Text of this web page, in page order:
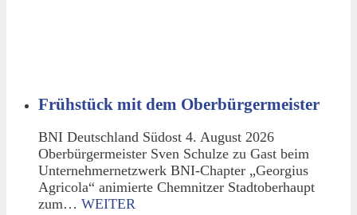
Frühstück mit dem Oberbürgermeister
BNI Deutschland Südost 4. August 2026
Oberbürgermeister Sven Schulze zu Gast beim
Unternehmernetzwerk BNI-Chapter „Georgius
Agricola“ animierte Chemnitzer Stadtoberhaupt
zum… WEITER